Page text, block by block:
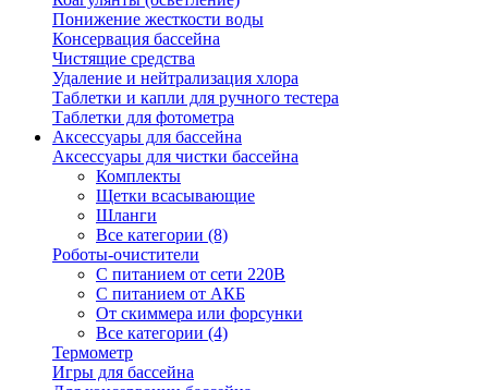
Понижение жесткости воды
Консервация бассейна
Чистящие средства
Удаление и нейтрализация хлора
Таблетки и капли для ручного тестера
Таблетки для фотометра
Аксессуары для бассейна
Аксессуары для чистки бассейна
Комплекты
Щетки всасывающие
Шланги
Все категории (8)
Роботы-очистители
С питанием от сети 220В
С питанием от АКБ
От скиммера или форсунки
Все категории (4)
Термометр
Игры для бассейна